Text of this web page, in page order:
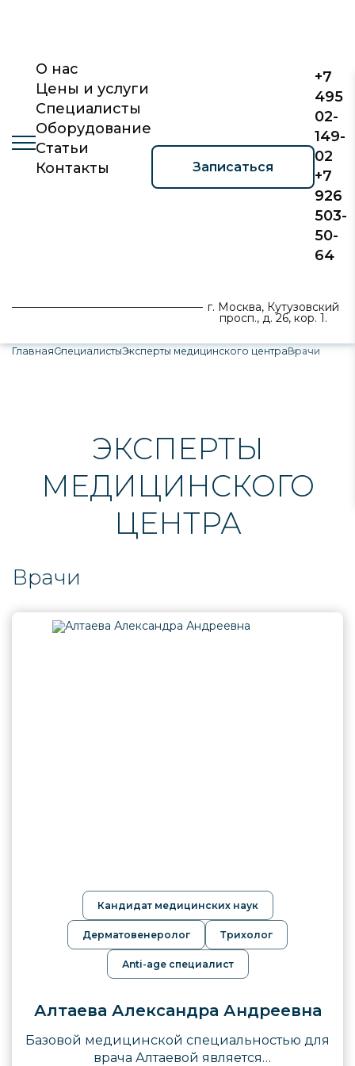
О нас
Цены и услуги
Специалисты
Оборудование
Статьи
Контакты
+7
495
02-
149-
02
+7
926
503-
50-
64
Записаться
г. Москва, Кутузовский
просп., д. 26, кор. 1.
ГлавнаяСпециалистыЭксперты медицинского центраВрачи
ЭКСПЕРТЫ
МЕДИЦИНСКОГО
ЦЕНТРА
Врачи
Кандидат медицинских наук
Дерматовенеролог Трихолог
Аnti-age специалист
Алтаева Александра Андреевна
Базовой медицинской специальностью для
врача Алтаевой является